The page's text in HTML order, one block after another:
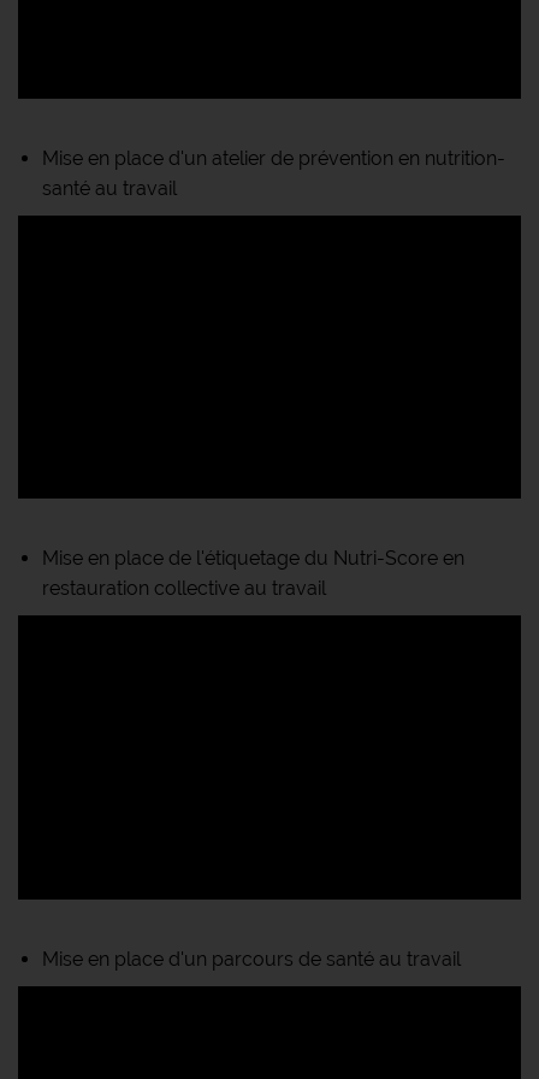
Mise en place d'un atelier de prévention en nutrition-
santé au travail
Mise en place de l'étiquetage du Nutri-Score en
restauration collective au travail
Mise en place d'un parcours de santé au travail